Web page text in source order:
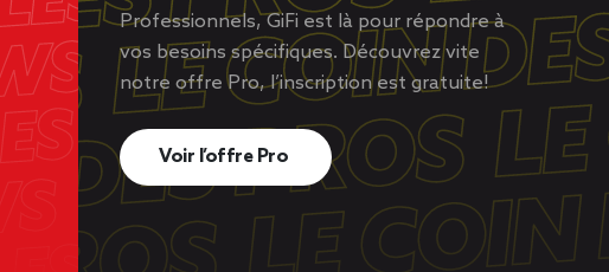
Professionnels, GiFi est là pour répondre à
vos besoins spécifiques. Découvrez vite
notre offre Pro, l’inscription est gratuite!
Voir l’offre Pro